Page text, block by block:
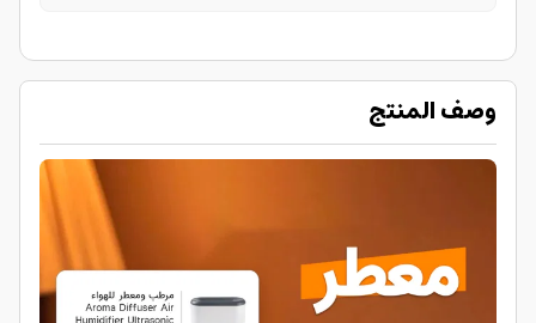
وصف المنتج